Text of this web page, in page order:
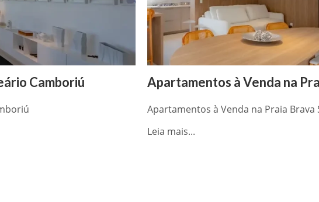
Camboriú Apartamentos à Venda na
Apartamentos à Venda na Praia Brava
Leia mais...